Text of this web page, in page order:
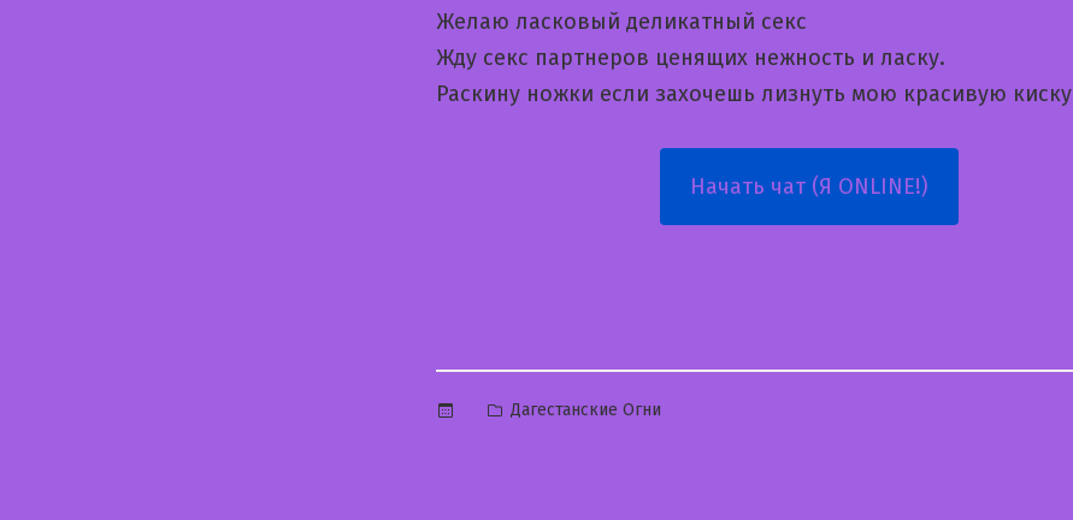
Желаю ласковый деликатный секс
Жду секс партнеров ценящих нежность и ласку.
Раскину ножки если захочешь лизнуть мою красивую киску
Начать чат (Я ONLINE!)
Опубликовано
Дагестанские Огни